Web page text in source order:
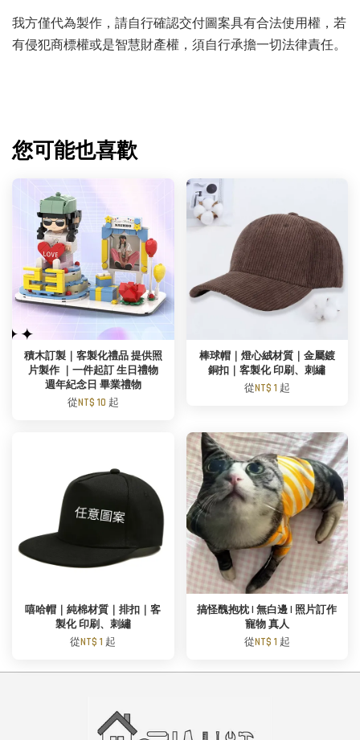
我方僅代為製作，請自行確認交付圖案具有合法使用權，若
有侵犯商標權或是智慧財產權，須自行承擔一切法律責任。
您可能也喜歡
積木訂製｜客製化禮品 提供照
片製作 ｜一件起訂 生日禮物
週年紀念日 畢業禮物
從NT$ 10 起
棒球帽｜燈心絨材質｜金屬鍍
銅扣｜客製化 印刷、刺繡
從NT$ 1 起
嘻哈帽｜純棉材質｜排扣｜客
製化 印刷、刺繡
從NT$ 1 起
搞怪醜抱枕 | 無白邊 | 照片訂作
寵物 真人
從NT$ 1 起